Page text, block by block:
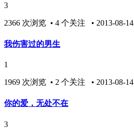
3
2366 次浏览 • 4 个关注 • 2013-08-14
我伤害过的男生
1
1969 次浏览 • 2 个关注 • 2013-08-14
你的爱，无处不在
3